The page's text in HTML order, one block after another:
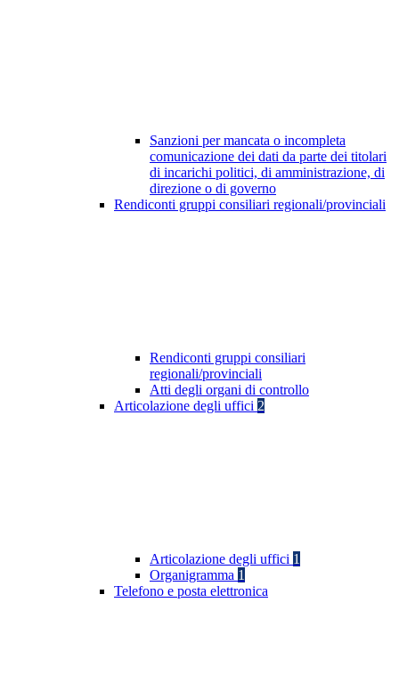
Sanzioni per mancata o incompleta
comunicazione dei dati da parte dei titolari
di incarichi politici, di amministrazione, di
direzione o di governo
Rendiconti gruppi consiliari regionali/provinciali
Rendiconti gruppi consiliari
regionali/provinciali
Atti degli organi di controllo
Articolazione degli uffici 2
Articolazione degli uffici 1
Organigramma 1
Telefono e posta elettronica